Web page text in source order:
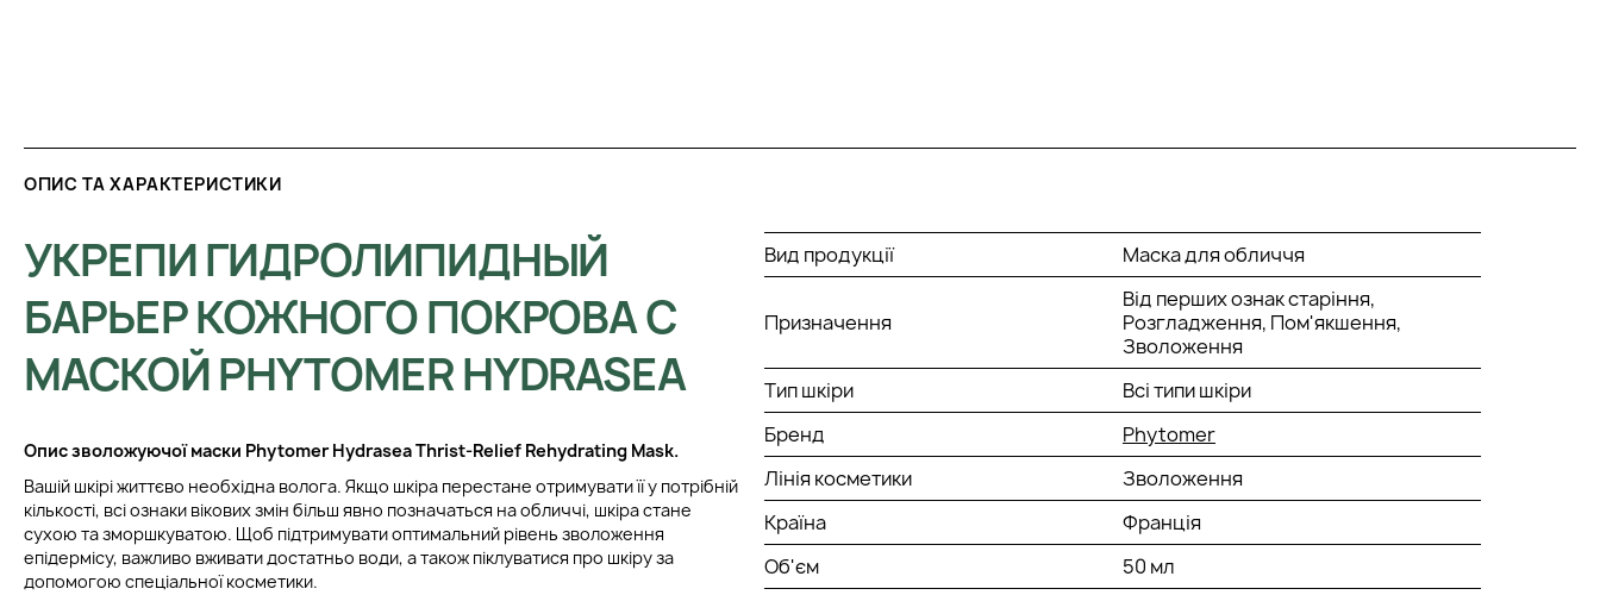
ОПИС ТА ХАРАКТЕРИСТИКИ
УКРЕПИ ГИДРОЛИПИДНЫЙ
БАРЬЕР КОЖНОГО ПОКРОВА С
МАСКОЙ PHYTOMER HYDRASEA
Опис зволожуючої маски Phytomer Hydrasea Thrist-Relief Rehydrating Mask.
Вашій шкірі життєво необхідна волога. Якщо шкіра перестане отримувати її у потрібній
кількості, всі ознаки вікових змін більш явно позначаться на обличчі, шкіра стане
сухою та зморшкуватою. Щоб підтримувати оптимальний рівень зволоження
епідермісу, важливо вживати достатньо води, а також піклуватися про шкіру за
допомогою спеціальної косметики.
Вид продукції Маска для обличчя
Призначення
Від перших ознак старіння,
Розгладження, Пом'якшення,
Зволоження
Тип шкіри
Всі типи шкіри
Бренд
Phytomer
Лінія косметики
Зволоження
Країна
Франція
Об'єм
50 мл